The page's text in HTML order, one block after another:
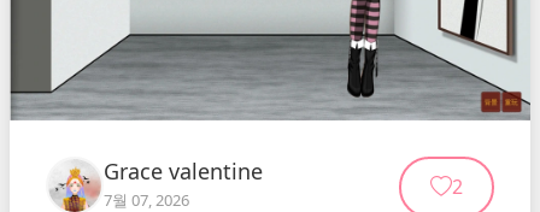
Grace valentine
7월 07, 2026 2